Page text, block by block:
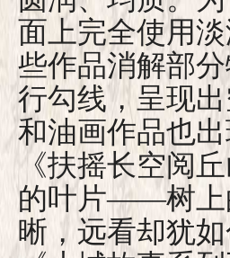
面上完全使用
些作品消解部
行勾线，呈现
和油画作品也
《扶摇长空阅
的叶片——树上
晰，远看却犹